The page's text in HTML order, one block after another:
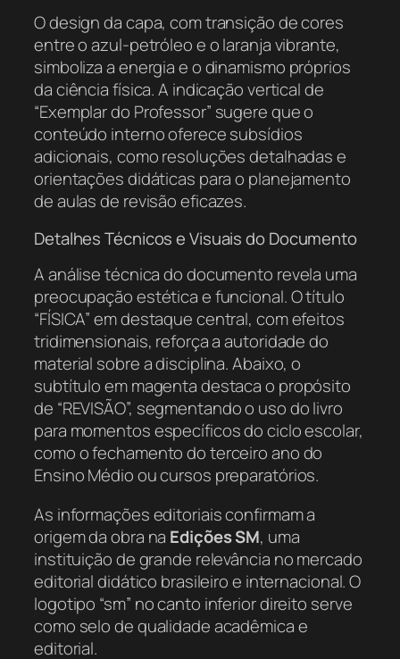
O design da capa, com transição de cores
entre o azul-petróleo e o laranja vibrante,
simboliza a energia e o dinamismo próprios
da ciência física. A indicação vertical de
“Exemplar do Professor” sugere que o
conteúdo interno oferece subsídios
adicionais, como resoluções detalhadas e
orientações didáticas para o planejamento
de aulas de revisão eficazes.
Detalhes Técnicos e Visuais do Documento
A análise técnica do documento revela uma
preocupação estética e funcional. O título
“FÍSICA” em destaque central, com efeitos
tridimensionais, reforça a autoridade do
material sobre a disciplina. Abaixo, o
subtítulo em magenta destaca o propósito
de “REVISÃO”, segmentando o uso do livro
para momentos específicos do ciclo escolar,
como o fechamento do terceiro ano do
Ensino Médio ou cursos preparatórios.
As informações editoriais confirmam a
origem da obra na Edições SM, uma
instituição de grande relevância no mercado
editorial didático brasileiro e internacional. O
logotipo “sm” no canto inferior direito serve
como selo de qualidade acadêmica e
editorial.